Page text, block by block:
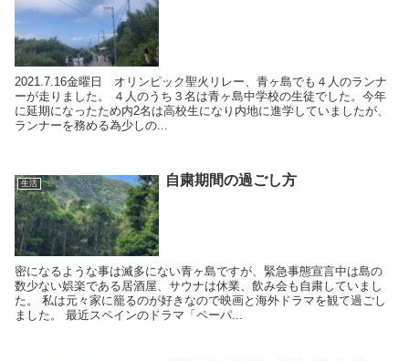
2021.7.16金曜日 オリンピック聖火リレー、青ヶ島でも４人のランナ
ーが走りました。 ４人のうち３名は青ヶ島中学校の生徒でした。今年
に延期になったため内2名は高校生になり内地に進学していましたが、
ランナーを務める為少しの...
生活 自粛期間の過ごし方
密になるような事は滅多にない青ヶ島ですが、緊急事態宣言中は島の
数少ない娯楽である居酒屋、サウナは休業、飲み会も自粛していまし
た。 私は元々家に籠るのが好きなので映画と海外ドラマを観て過ごし
ました。 最近スペインのドラマ「ペーパ...